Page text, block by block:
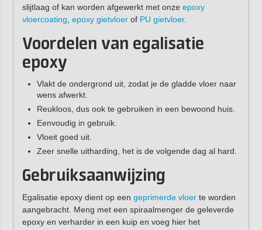
slijtlaag of kan worden afgewerkt met onze epoxy
vloercoating epoxy gietvloerof PU gietvloer.
Voordelen van egalisatie
epoxy
Vlakt de ondergrond uit, zodat je de gladde vloer naar
wens afwerkt.
Reukloos, dus ook te gebruiken in een bewoond huis.
Eenvoudig in gebruik.
Vloeit goed uit.
Zeer snelle uitharding, het is de volgende dag al hard.
Gebruiksaanwijzing
Egalisatie epoxy dient op een geprimerde vloerte worden
aangebracht. Meng met een spiraalmenger de geleverde
epoxy en verharder in een kuip en voeg hier het